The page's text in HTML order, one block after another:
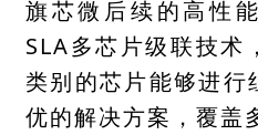
旗芯微后续的高性
SLA多芯片级联技术
类别的芯片能够进行
优的解决方案，覆盖